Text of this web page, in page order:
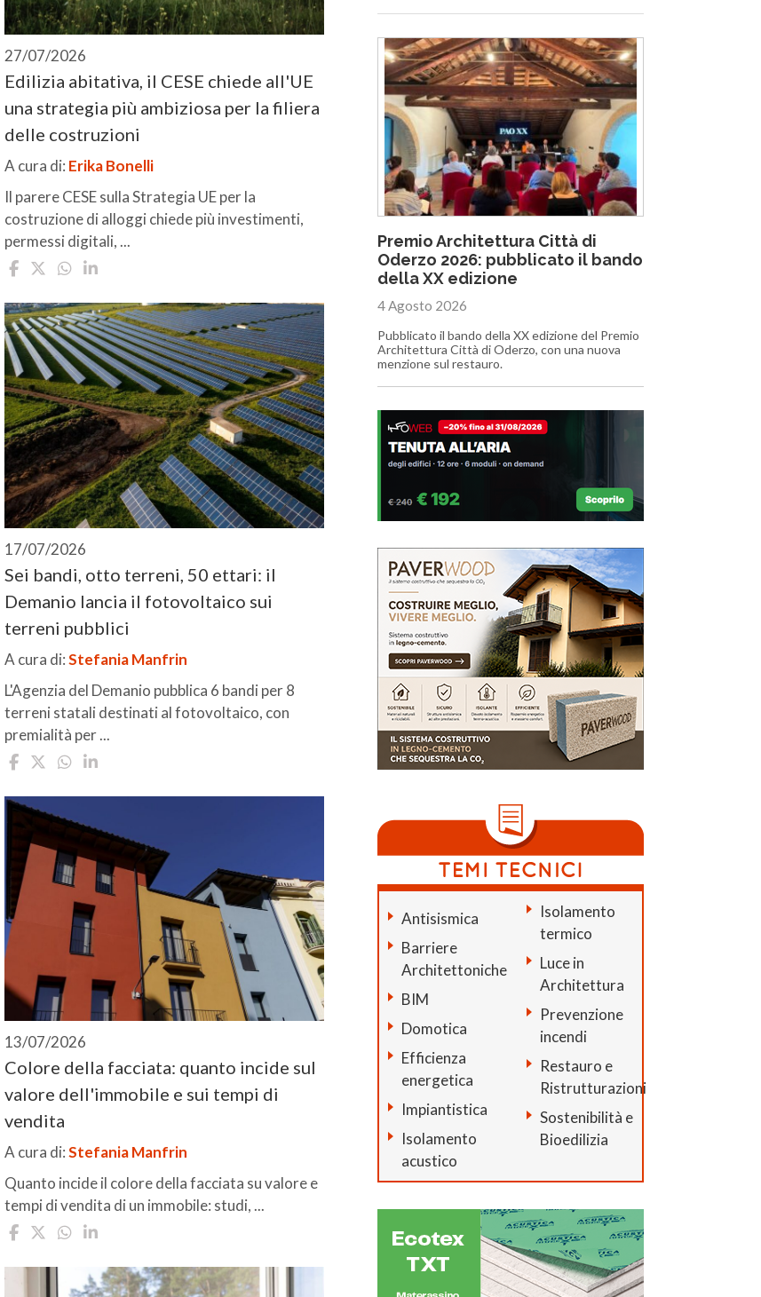
27/07/2026
Edilizia abitativa, il CESE chiede all'UE
una strategia più ambiziosa per la filiera
delle costruzioni
A cura di: Erika Bonelli
Il parere CESE sulla Strategia UE per la
costruzione di alloggi chiede più investimenti,
permessi digitali, ...
17/07/2026
Sei bandi, otto terreni, 50 ettari: il
Demanio lancia il fotovoltaico sui
terreni pubblici
A cura di:Stefania Manfrin
L'Agenzia del Demanio pubblica 6 bandi per 8
terreni statali destinati al fotovoltaico, con
premialità per ...
13/07/2026
Colore della facciata: quanto incide sul
valore dell'immobile e sui tempi di
vendita
A cura di:Stefania Manfrin
Quanto incide il colore della facciata su valore e
tempi di vendita di un immobile: studi, ...
Premio Architettura Città di
Oderzo 2026: pubblicato il bando
della XX edizione
4 Agosto 2026
Pubblicato il bando della XX edizione del Premio
Architettura Città di Oderzo, con una nuova
menzione sul restauro.
Antisismica
Barriere
Architettoniche
BIM
Domotica
Efficienza
energetica
Impiantistica
Isolamento
acustico
Isolamento
termico
Luce in
Architettura
Prevenzione
incendi
Restauro e
Ristrutturazioni
Sostenibilità e
Bioedilizia